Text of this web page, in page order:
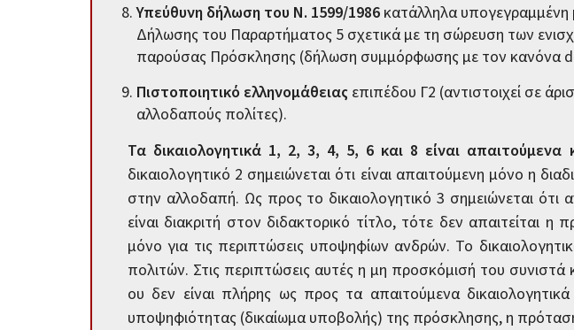
Υπεύθυνη δήλωση του Ν. 1599/1986 κατάλληλα
Δήλωσης του Παραρτήματος 5 σχετικά με τη σώρευση των
παρούσας Πρόσκλησης (δήλωση συμμόρφωσης με τον κανόνα
Πιστοποιητικό ελληνομάθειας επιπέδου Γ2 (αντιστοιχεί σε
αλλοδαπούς πολίτες).
Τα δικαιολογητικά 1, 2, 3, 4, 5, 6 και 8 είναι
δικαιολογητικό 2 σημειώνεται ότι είναι απαιτούμενη μόνο η
στην αλλοδαπή. Ως προς το δικαιολογητικό 3 σημειώνεται
είναι διακριτή στον διδακτορικό τίτλο, τότε δεν απαιτείται
μόνο για τις περιπτώσεις υποψηφίων ανδρών. Το
πολιτών. Στις περιπτώσεις αυτές η μη προσκόμισή του
ου δεν είναι πλήρης ως προς τα απαιτούμενα
υποψηφιότητας (δικαίωμα υποβολής) της πρόσκλησης, η